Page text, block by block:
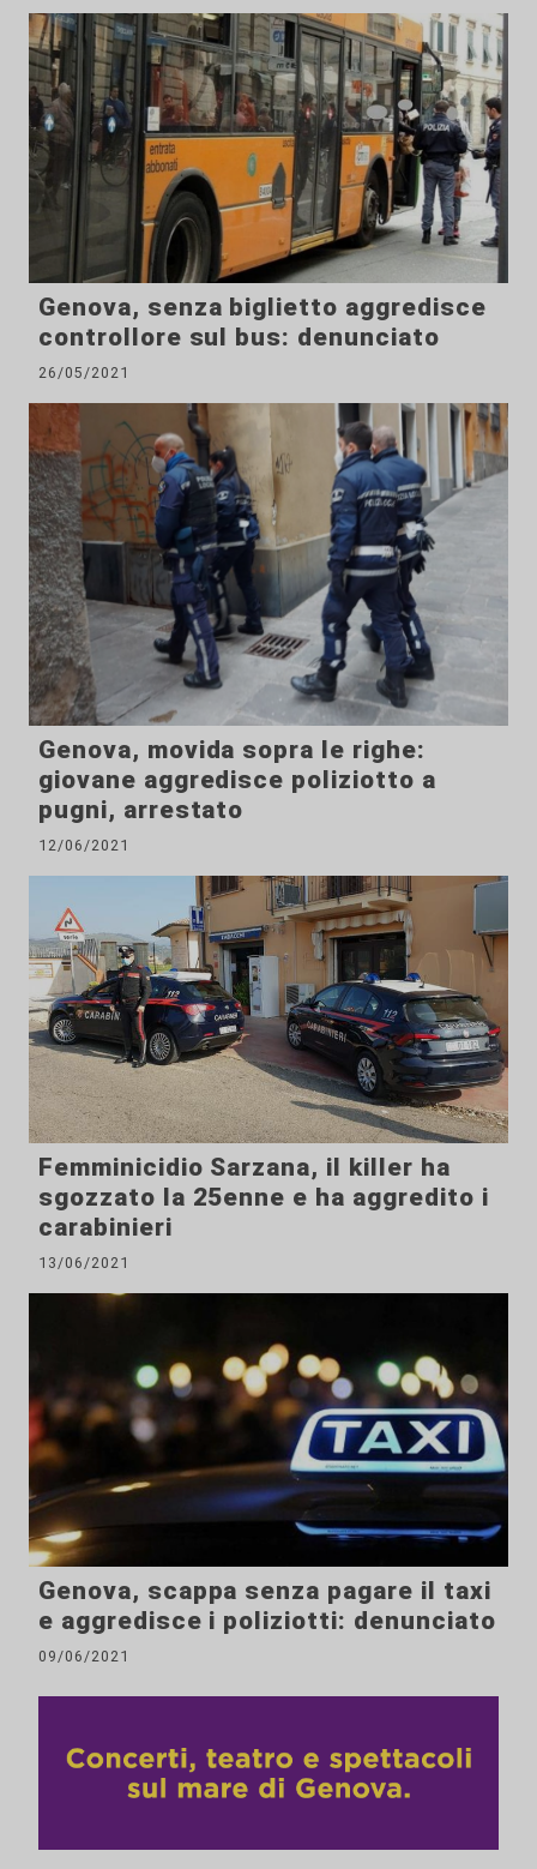
Genova, senza biglietto aggredisce
controllore sul bus: denunciato
26/05/2021
Genova, movida sopra le righe:
giovane aggredisce poliziotto a
pugni, arrestato
12/06/2021
Femminicidio Sarzana, il killer ha
sgozzato la 25enne e ha aggredito i
carabinieri
13/06/2021
Genova, scappa senza pagare il taxi
e aggredisce i poliziotti: denunciato
09/06/2021